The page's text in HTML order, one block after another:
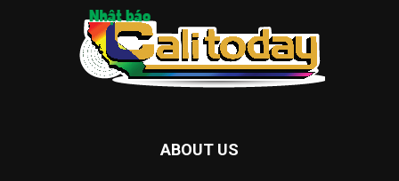
ABOUT US